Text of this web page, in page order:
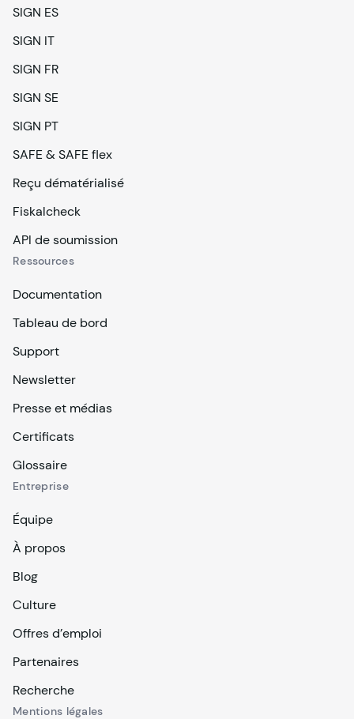
SIGN ES
SIGN IT
SIGN FR
SIGN SE
SIGN PT
SAFE & SAFE flex
Reçu dématérialisé
Fiskalcheck
API de soumission
Ressources
Documentation
Tableau de bord
Support
Newsletter
Presse et médias
Certificats
Glossaire
Entreprise
Équipe
À propos
Blog
Culture
Offres d’emploi
Partenaires
Recherche
Mentions légales